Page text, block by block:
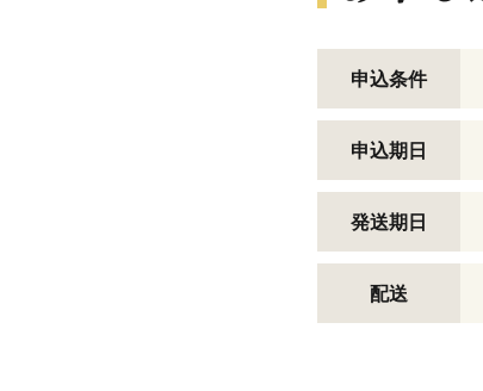
申込条件
申込期日
発送期日
配送